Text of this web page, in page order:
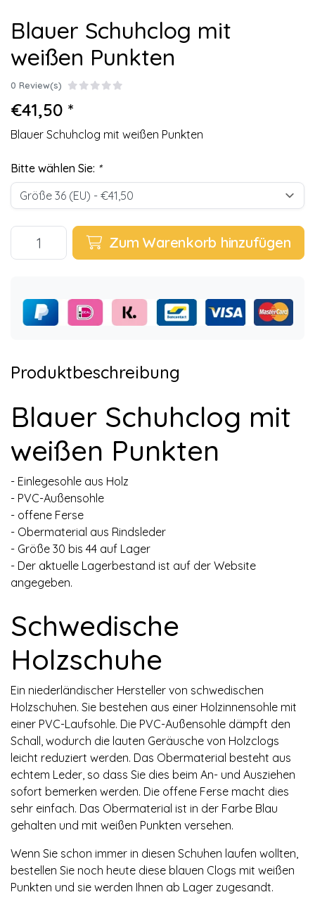
Blauer Schuhclog mit
weißen Punkten
0 Review(s)
€41,50 *
Blauer Schuhclog mit weißen Punkten
Bitte wählen Sie: *
Zum Warenkorb hinzufügen
Produktbeschreibung
Blauer Schuhclog mit
weißen Punkten
- Einlegesohle aus Holz
- PVC-Außensohle
- offene Ferse
- Obermaterial aus Rindsleder
- Größe 30 bis 44 auf Lager
- Der aktuelle Lagerbestand ist auf der Website
angegeben.
Schwedische
Holzschuhe
Ein niederländischer Hersteller von schwedischen
Holzschuhen. Sie bestehen aus einer Holzinnensohle mit
einer PVC-Laufsohle. Die PVC-Außensohle dämpft den
Schall, wodurch die lauten Geräusche von Holzclogs
leicht reduziert werden. Das Obermaterial besteht aus
echtem Leder, so dass Sie dies beim An- und Ausziehen
sofort bemerken werden. Die offene Ferse macht dies
sehr einfach. Das Obermaterial ist in der Farbe Blau
gehalten und mit weißen Punkten versehen.
Wenn Sie schon immer in diesen Schuhen laufen wollten,
bestellen Sie noch heute diese blauen Clogs mit weißen
Punkten und sie werden Ihnen ab Lager zugesandt.